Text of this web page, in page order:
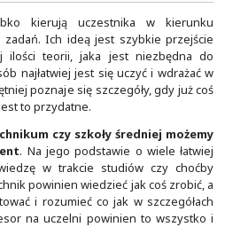
się nieodparta chęć by
i szkolenia z bardziej
obsługi,